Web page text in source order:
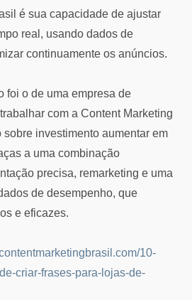
é sua capacidade de ajustar
real, usando dados de
continuamente os anúncios.
foi o de uma empresa de
com a Content Marketing
sobre investimento aumentar em
a uma combinação
precisa, remarketing e uma
de desempenho, que
e eficazes.
10-
criar-frases-para-lojas-de-